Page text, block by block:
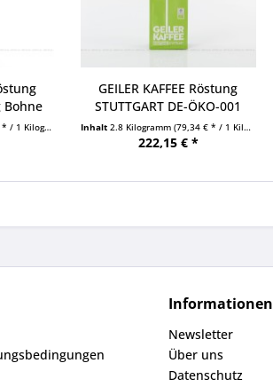
Bohne
Kilogramm)
GEILER KAFFEE Röstung
STUTTGART DE-ÖKO-001
20x...
Inhalt2.8 Kilogramm(79,34 € * / 1 Kilogramm)
222,15 € *
Informationen
Newsletter
Über uns
Datenschutz